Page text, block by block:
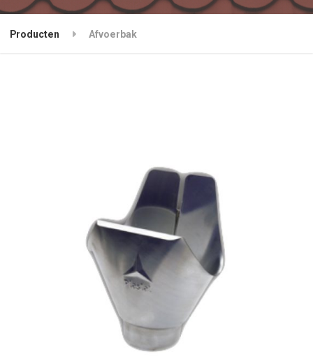
Producten Afvoerbak